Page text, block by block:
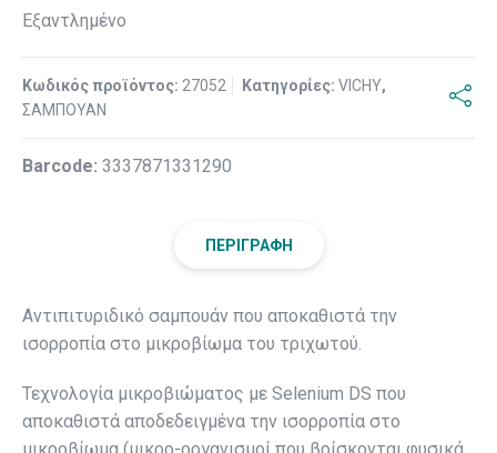
Εξαντλημένο
Κωδικός προϊόντος: 27052 Κατηγορίες: VICHY,
ΣΑΜΠΟΥΑΝ
Βarcode: 3337871331290
ΠΕΡΙΓΡΑΦΉ
Αντιπιτυριδικό σαμπουάν που αποκαθιστά την
ισορροπία στο μικροβίωμα του τριχωτού.
Τεχνολογία μικροβιώματος με Selenium DS που
αποκαθιστά αποδεδειγμένα την ισορροπία στο